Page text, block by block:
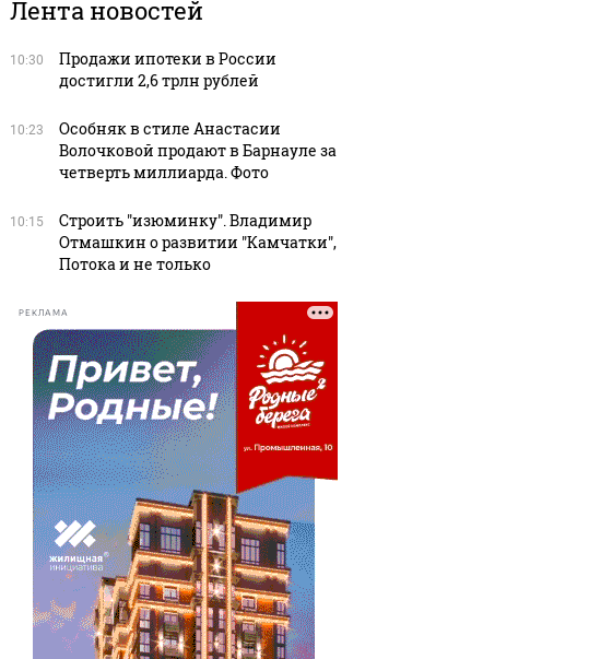
Лента новостей
10:30
Продажи ипотеки в России
достигли 2,6 трлн рублей
10:23
Особняк в стиле Анастасии
Волочковой продают в Барнауле за
четверть миллиарда. Фото
10:15
Строить "изюминку". Владимир
Отмашкин о развитии "Камчатки",
Потока и не только
РЕКЛАМА